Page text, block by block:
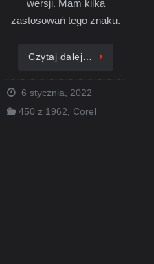
wersji. Mam kilka
zastosowań tego znaku.
Czytaj dalej…
6 stycznia, 2022
450 z 1962, Corel